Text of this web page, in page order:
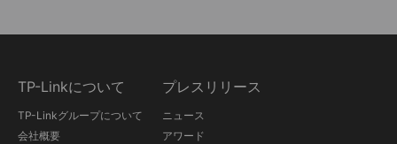
TP-Linkについて
TP-Linkグループについて
会社概要
プレスリリース
ニュース
アワード